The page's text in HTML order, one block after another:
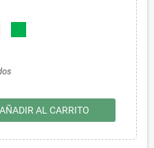
AÑADIR AL CARRITO